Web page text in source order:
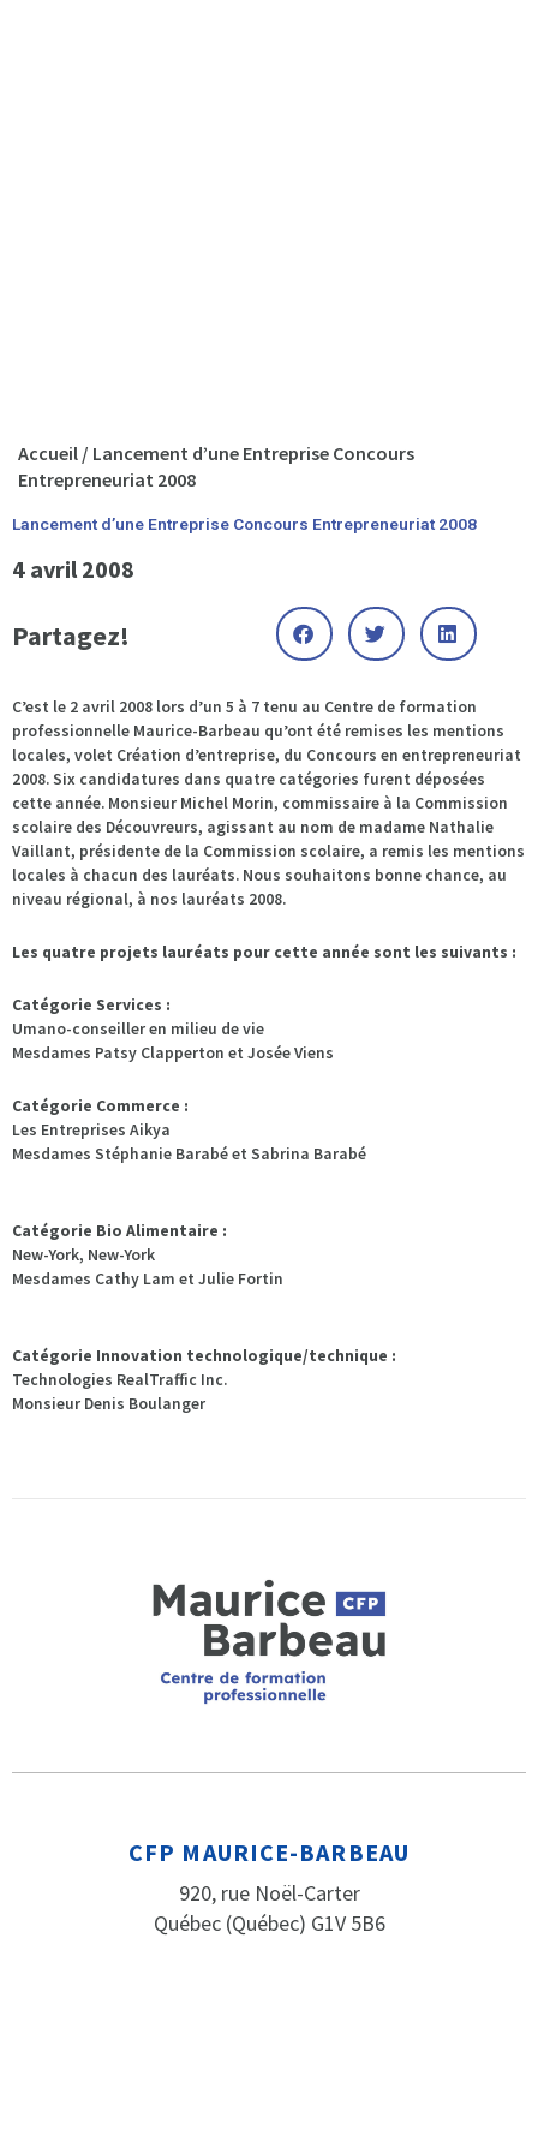
Accueil / Lancement d’une Entreprise Concours
Entrepreneuriat 2008
Lancement d’une Entreprise Concours Entrepreneuriat 2008
4 avril 2008
Partagez!
C’est le 2 avril 2008 lors d’un 5 à 7 tenu au Centre de formation
professionnelle Maurice-Barbeau qu’ont été remises les mentions
locales, volet Création d’entreprise, du Concours en entrepreneuriat
2008. Six candidatures dans quatre catégories furent déposées
cette année. Monsieur Michel Morin, commissaire à la Commission
scolaire des Découvreurs, agissant au nom de madame Nathalie
Vaillant, présidente de la Commission scolaire, a remis les mentions
locales à chacun des lauréats. Nous souhaitons bonne chance, au
niveau régional, à nos lauréats 2008.
Les quatre projets lauréats pour cette année sont les suivants :
Catégorie Services :
Umano-conseiller en milieu de vie
Mesdames Patsy Clapperton et Josée Viens
Catégorie Commerce :
Les Entreprises Aikya
Mesdames Stéphanie Barabé et Sabrina Barabé
Catégorie Bio Alimentaire :
New-York, New-York
Mesdames Cathy Lam et Julie Fortin
Catégorie Innovation technologique/technique :
Technologies RealTraffic Inc.
Monsieur Denis Boulanger
CFP MAURICE-BARBEAU
920, rue Noël-Carter
Québec (Québec) G1V 5B6